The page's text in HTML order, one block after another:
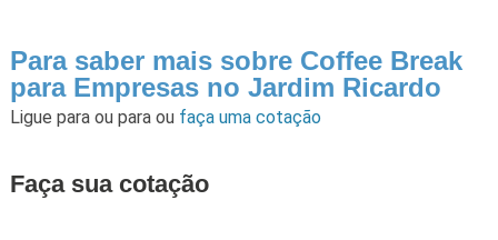
Para saber mais sobre Coffee Break
para Empresas no Jardim Ricardo
Ligue para ou para ou faça uma cotação
Faça sua cotação